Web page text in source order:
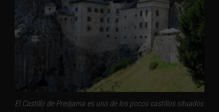
El Castillo de Predjama es uno de los pocos castillos situados